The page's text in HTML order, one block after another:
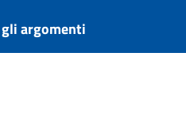
argomenti